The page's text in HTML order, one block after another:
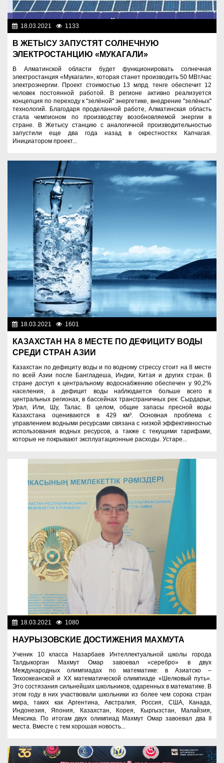
18.03.2021 1133
В ЖЕТЫСУ ЗАПУСТЯТ СОЛНЕЧНУЮ
ЭЛЕКТРОСТАНЦИЮ «МУКАГАЛИ»
В Алматинской области будет функционировать солнечная
электростанция «Мукагали», которая станет производить 50 МВт/час
электроэнергии. Проект стоимостью 13 млрд. тенге обеспечит 12
человек постоянной работой. В регионе активно реализуется
концепция по переходу к "зелёной" энергетике, внедрение "зелёных"
технологий. Благодаря проделанной работе, Алматинская область
стала чемпионом по производству возобновляемой энергии в
стране. В Жетысу станцию с аналогичной производительностью
запустили еще два года назад в окрестностях Капчагая.
Инициатором проект...
18.03.2021 1601
КАЗАХСТАН НА 8 МЕСТЕ ПО ДЕФИЦИТУ ВОДЫ
СРЕДИ СТРАН АЗИИ
Казахстан по дефициту воды и по водному стрессу стоит на 8 месте
по всей Азии после Бангладеша, Индии, Китая и других стран. В
стране доступ к центральному водоснабжению обеспечен у 90,2%
населения, а дефицит воды наблюдается больше всего в
центральных регионах, в бассейнах трансграничных рек: Сырдарьи,
Урал, Или, Шу, Талас. В целом, общие запасы пресной воды
Казахстана оцениваются в 429 км³. Основная проблема с
управлением водными ресурсами связана с низкой эффективностью
использования водных ресурсов, а также с текущими тарифами,
которые не покрывают эксплуатационные расходы. Устаре...
18.03.2021 1080
НАУРЫЗОВСКИЕ ДОСТИЖЕНИЯ МАХМУТА
Ученик 10 класса Назарбаев Интеллектуальной школы города
Талдыкорган Махмут Омар завоевал «серебро» в двух
Международных олимпиадах по математике: в Азиатско –
Тихоокеанской и XX математической олимпиаде «Шелковый путь».
Это состязания сильнейших школьников, одаренных в математике. В
этом году в них участвовали школьники из более чем сорока стран
мира, таких как Аргентина, Австралия, Россия, США, Канада,
Индонезия, Япония, Казахстан, Корея, Кыргызстан, Малайзия,
Мексика. По итогам двух олимпиад Махмут Омар завоевал два ІІ
места. Вместе с тем хорошая новость...